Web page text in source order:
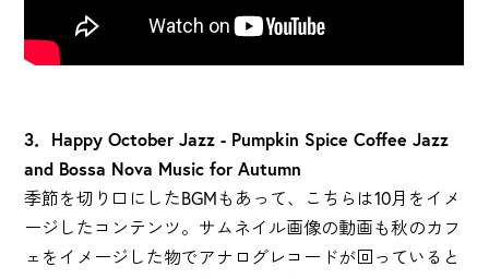
3．Happy October Jazz - Pumpkin Spice Coffee Jazz
and Bossa Nova Music for Autumn
季節を切り口にしたBGMもあって、こちらは10月をイメ
ージしたコンテンツ。サムネイル画像の動画も秋のカフ
ェをイメージした物でアナログレコードが回っていると